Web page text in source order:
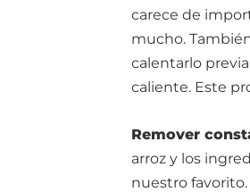
carece de
mucho.
calentarlo
caliente. Este
Remover
arroz y los
nuestro